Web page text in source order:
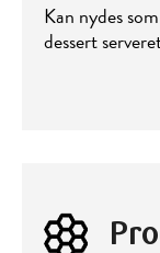
Kan nydes
dessert